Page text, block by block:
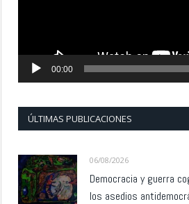
00:00
ÚLTIMAS PUBLICACIONES
06/08/2026
Democracia y guerra
los asedios